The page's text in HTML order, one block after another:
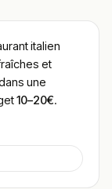
italien
et
une
10–20€.
en plein